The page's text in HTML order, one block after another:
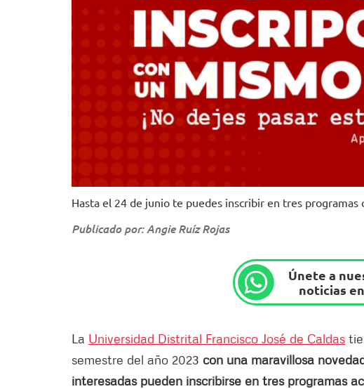
Hasta el 24 de junio te puedes inscribir en tres programas
Publicado por: Angie Ruíz Rojas
Únete a
noticias
La Universidad Distrital Francisco José de Caldas
semestre del año 2023 con una maravillosa
interesadas pueden inscribirse en tres programas